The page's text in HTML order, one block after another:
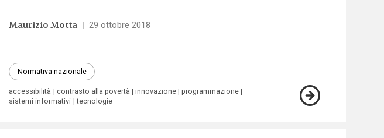
Maurizio Motta | 29 ottobre 2018
Normativa nazionale
accessibilità contrasto alla povertà innovazione
programmazione
sistemi informativi
tecnologie